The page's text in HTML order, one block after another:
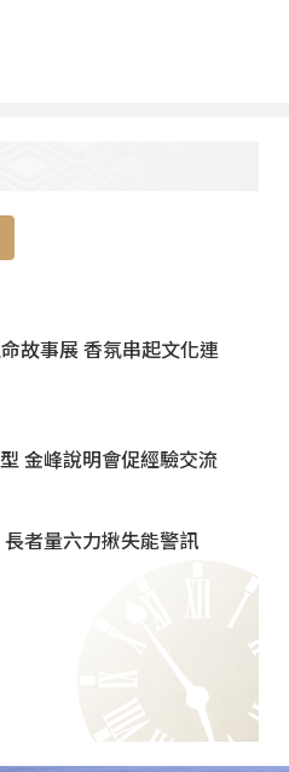
故事展 香氛串起文化連
金峰說明會促經驗交流
者量六力揪失能警訊